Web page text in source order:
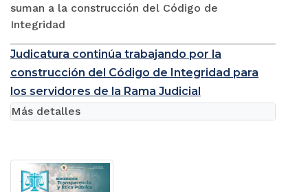
suman a la construcción del Código de
Integridad
Judicatura continúa trabajando por la
construcción del Código de Integridad para
los servidores de la Rama Judicial
Más detalles